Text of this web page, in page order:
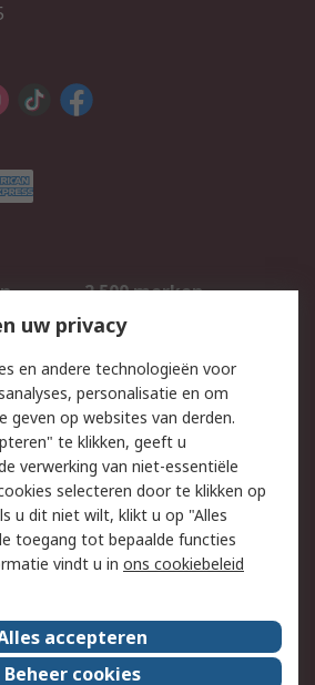
2.500 merken
Inkoopoplossingen
Email veiligheid
Websitevoorwaarden
Over ons
uw privacy
en andere technologieën voor
personalisatie en om
geven op websites van derden.
te klikken, geeft u
verwerking van niet-essentiële
selecteren door te klikken op
u dit niet wilt, klikt u op "Alles
toegang tot bepaalde functies
vindt u in ons cookiebeleid
accepteren
Beheer cookies